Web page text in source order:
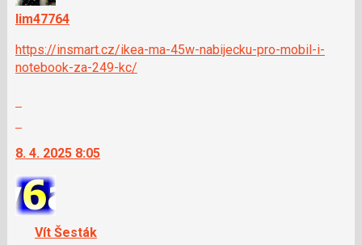
lim47764
https://insmart.cz/ikea-ma-45w-nabijecku-pro-mobil-i-
notebook-za-249-kc/
další
názor.
K
navigaci
8. 4. 2025 8:05
Vít Šesták